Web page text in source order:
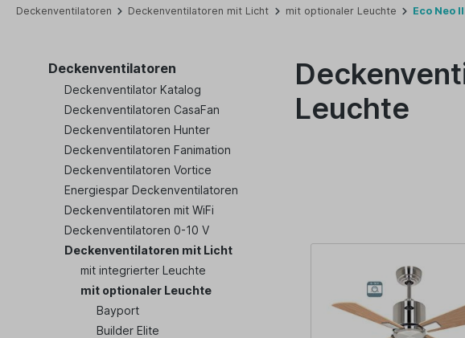
Deckenventilatoren Deckenventilatoren mit Licht mit optionaler Leuchte Eco Neo
Deckenventilatoren
Deckenventilator Katalog
Deckenventilatoren CasaFan
Deckenventilatoren Hunter
Deckenventilatoren Fanimation
Deckenventilatoren Vortice
Energiespar Deckenventilatoren
Deckenventilatoren mit WiFi
Deckenventilatoren 0-10 V
Deckenventilatoren mit Licht
mit integrierter Leuchte
mit optionaler Leuchte
Bayport
Builder Elite
Leuchte